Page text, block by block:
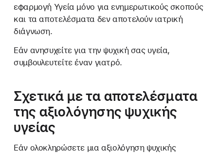
εφαρμογή Υγεία μόνο για ενημερωτικούς σκοπούς
και τα αποτελέσματα δεν αποτελούν ιατρική
διάγνωση.
Εάν ανησυχείτε για την ψυχική σας υγεία,
συμβουλευτείτε έναν γιατρό.
Σχετικά με τα αποτελέσματα
της αξιολόγησης ψυχικής
υγείας
Εάν ολοκληρώσετε μια αξιολόγηση ψυχικής